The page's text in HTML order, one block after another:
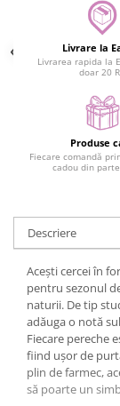
Livrare la
Livrarea rapida la
doar 20
Produse
Fiecare comandă
cadou din
Descriere
Acești cercei în
pentru sezonul
naturii. De tip
adăuga o notă
Fiecare pereche
fiind ușor de
plin de farmec,
să poarte un